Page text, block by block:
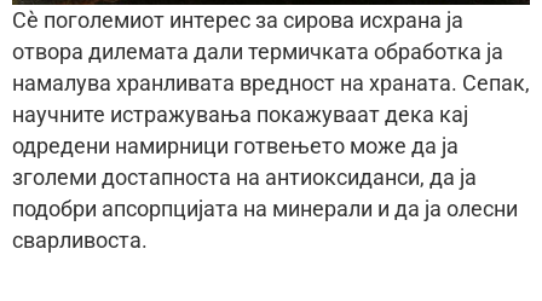
Сè поголемиот интерес за сирова исхрана ја
отвора дилемата дали термичката обработка ја
намалува хранливата вредност на храната. Сепак,
научните истражувања покажуваат дека кај
одредени намирници готвењето може да ја
зголеми достапноста на антиоксиданси, да ја
подобри апсорпцијата на минерали и да ја олесни
сварливоста.